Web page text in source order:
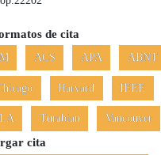
de cita
ACS APA ABNT
Harvard IEEE
Turabian Vancouver
cita